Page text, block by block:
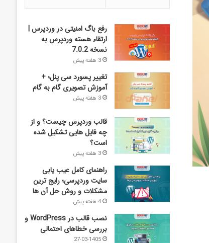
رفع باگ امنیتی در وردپرس |
ارتقاء هسته وردپرس به
نسخه 7.0.2
3 هفته پیش
تغییر پسورد سی پنل؛ +
آموزش تصویری گام به گام
3 هفته پیش
قالب وردپرس چیست؟ و از
چه فایل­ هایی تشکیل شده
است؟
3 هفته پیش
راهنمای کامل عیب‌ یابی
سایت وردپرسی؛ رایج‌ ترین
مشکلات و روش حل آن‌ ها
4 هفته پیش
نصب قالب در WordPress و
بررسی خطاهای احتمالی
27-03-1405